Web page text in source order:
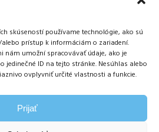
skúseností používame technológie, ako sú
prístup k informáciám o zariadení.
nám umožní spracovávať údaje, ako je
jedinečné ID na tejto stránke. Nesúhlas alebo
ovplyvniť určité vlastnosti a funkcie.
Prijať
a P
311 248